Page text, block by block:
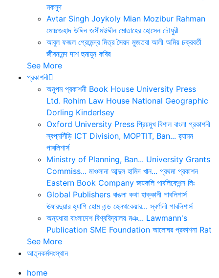
মকসুদ
Avtar Singh Joykoly Mian Mozibur Rahman
মোঃজেহাদ উদ্দিন জসীমউদ্দীন মোতাহের হোসেন চৌধুরী
আবুল ফজল প্রেমেন্দ্র মিত্র সৈয়দ মুজতবা আলী অমিয় চক্রবর্তী
জীবনানন্দ দাশ হুমায়ুন কবির
See More
প্রকাশনী
অনুপম প্রকাশনী Book House University Press
Ltd. Rohim Law House National Geographic
Dorling Kinderlsey
Oxford University Press প্রিয়মুখ বিশাল বাংলা প্রকাশনী
স্বপ্নসিঁড়ি ICT Division, MOPTIT, Ban... র‍্যামন
পাবলিশার্স
Ministry of Planning, Ban... University Grants
Commiss... মাওলানা আব্দুল হামিদ খান... প্রথমা প্রকাশন
Eastern Book Company জয়কলি পাবলিকেশন্স লিঃ
Global Publishers বাঙলা কথা হাক্কানী পাবলিশার্স
ঊষারদুয়ার হ্যাপি হোম এন্ড হেলথকেয়ার... স্বর্ণালী পাবলিশার্স
অন্যধারা বাংলাদেশ বিশ্ববিদ্যালয় মঞ... Lawmann's
Publication SME Foundation আলোঘর প্রকাশনা Rat
See More
আত্নকর্মসংস্থান
home